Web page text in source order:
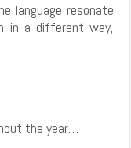
language resonate
in a different way,
the year…